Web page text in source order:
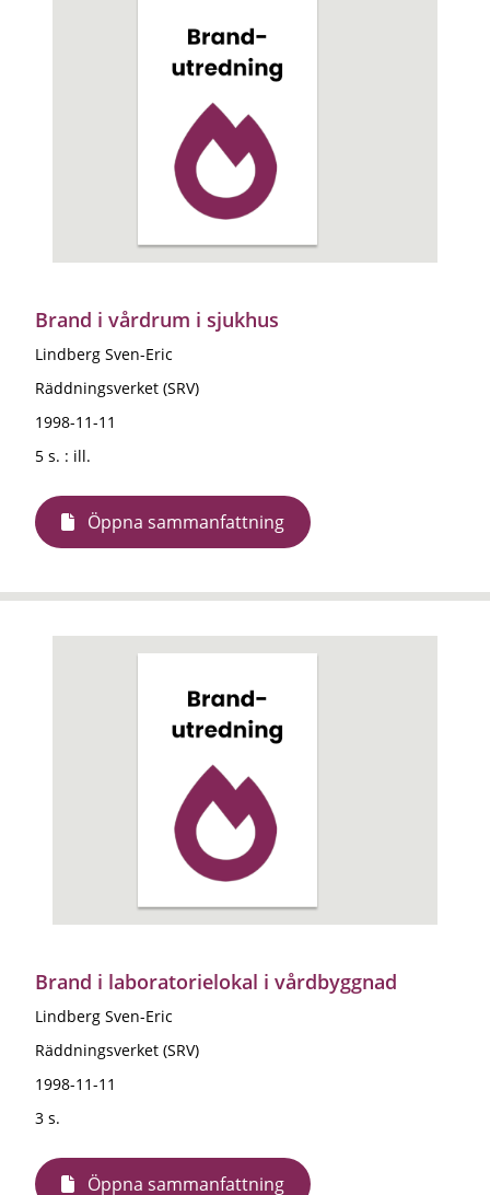
Brand i vårdrum i sjukhus
Lindberg Sven-Eric
Räddningsverket (SRV)
1998-11-11
5 s. : ill.
Öppna sammanfattning
Brand i laboratorielokal i vårdbyggnad
Lindberg Sven-Eric
Räddningsverket (SRV)
1998-11-11
3 s.
Öppna sammanfattning